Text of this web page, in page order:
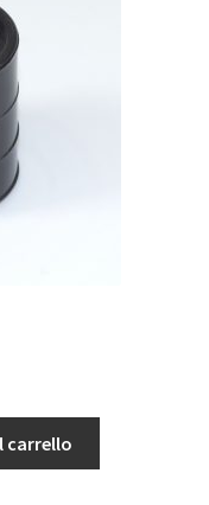
carrello